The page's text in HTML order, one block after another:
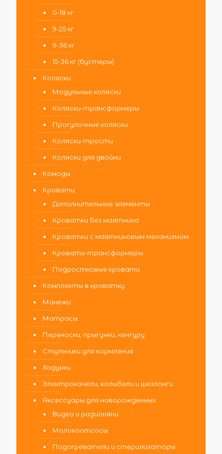
0-18 кг
9-25 кг
9-36 кг
15-36 кг (бустеры)
Коляски
Модульные коляски
Коляски-трансформеры
Прогулочные коляски
Коляски-трости
Коляски для двойни
Комоды
Кровати
Дополнительные элементы
Кроватки без маятника
Кроватки с маятниковым механизмом
Кровати-трансформеры
Подростковые кровати
Комплекты в кроватку
Манежи
Матрасы
Переноски, прыгунки, кенгуру
Стульчики для кормления
Ходунки
Электрокачели, колыбели и шезлонги
Аксессуары для новорожденных
Видео и радионяни
Молокоотсосы
Подогреватели и стерилизаторы